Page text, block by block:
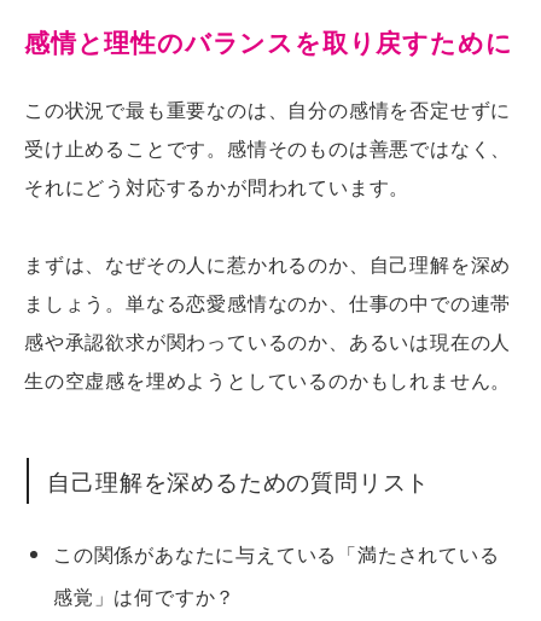
感情と理性のバランスを取り戻すために
この状況で最も重要なのは、自分の感情を否定せずに
受け止めることです。感情そのものは善悪ではなく、
それにどう対応するかが問われています。
まずは、なぜその人に惹かれるのか、自己理解を深め
ましょう。単なる恋愛感情なのか、仕事の中での連帯
感や承認欲求が関わっているのか、あるいは現在の人
生の空虚感を埋めようとしているのかもしれません。
自己理解を深めるための質問リスト
この関係があなたに与えている「満たされている
感覚」は何ですか？